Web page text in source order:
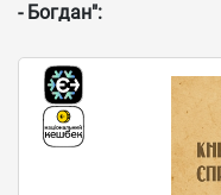
- Богдан":